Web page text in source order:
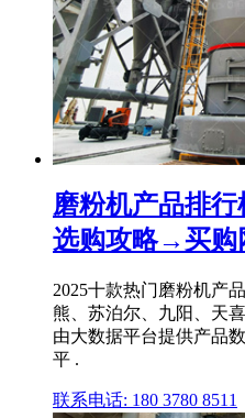
磨粉机产品排
选购攻略→买购
2025十款热门磨粉机产
熊、苏泊尔、九阳、天
由大数据平台提供产品
平 .
联系电话: 180 3780 8511